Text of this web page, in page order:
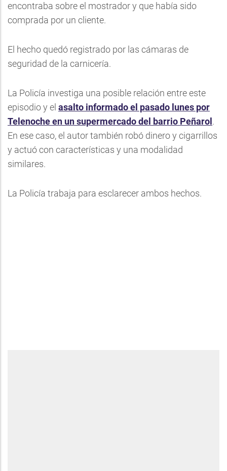
encontraba sobre el mostrador y que había sido
comprada por un cliente.
El hecho quedó registrado por las cámaras de
seguridad de la carnicería.
La Policía investiga una posible relación entre este
episodio y el asalto informado el pasado lunes por
Telenoche en un supermercado del barrio Peñarol .
En ese caso, el autor también robó dinero y cigarrillos
y actuó con características y una modalidad
similares.
La Policía trabaja para esclarecer ambos hechos.